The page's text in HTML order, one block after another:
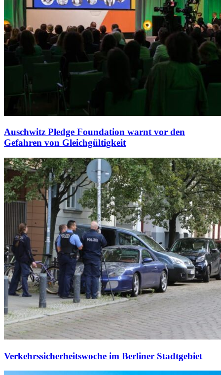
Auschwitz Pledge Foundation warnt vor den
Gefahren von Gleichgültigkeit
Verkehrssicherheitswoche im Berliner Stadtgebiet